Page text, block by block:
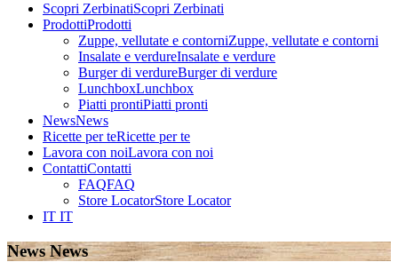
Scopri ZerbinatiScopri Zerbinati
ProdottiProdotti
Zuppe, vellutate e contorniZuppe, vellutate e contorni
Insalate e verdureInsalate e verdure
Burger di verdureBurger di verdure
LunchboxLunchbox
Piatti prontiPiatti pronti
NewsNews
Ricette per teRicette per te
Lavora con noiLavora con noi
ContattiContatti
FAQFAQ
Store LocatorStore Locator
IT IT
News News